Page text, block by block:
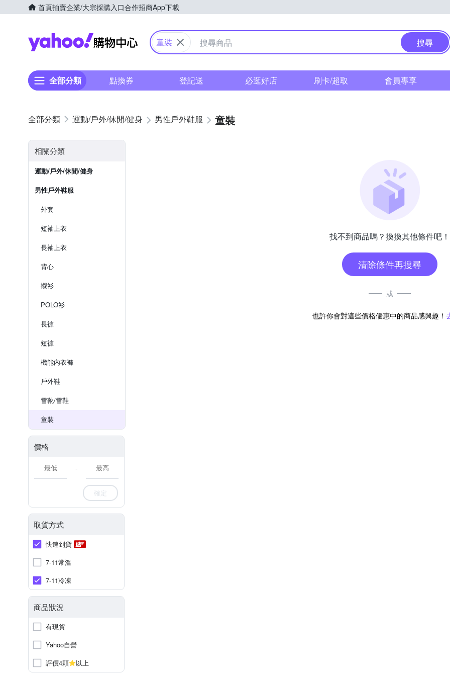
首頁拍賣企業/大宗採購入口合作招商App下載
Yahoo購物中心
童裝 搜尋
全部分類 點換券 登記送 必逛好店 刷卡/超取 會員專享
運動/戶外/休閒/健身 男性戶外鞋服 童裝
相關分類
運動/戶外/休閒/健身
男性戶外鞋服
外套
短袖上衣
長袖上衣
背心
襯衫
POLO衫
長褲
短褲
機能內衣褲
戶外鞋
雪靴/雪鞋
童裝
價格
-
確定
取貨方式
快速到貨
7-11常溫
7-11冷凍
商品狀況
有現貨
Yahoo自營
評價4顆
以上
找不到商品嗎？換換其他條件吧！
清除條件再搜尋
或
也許你會對這些價格優惠中的商品感興趣！